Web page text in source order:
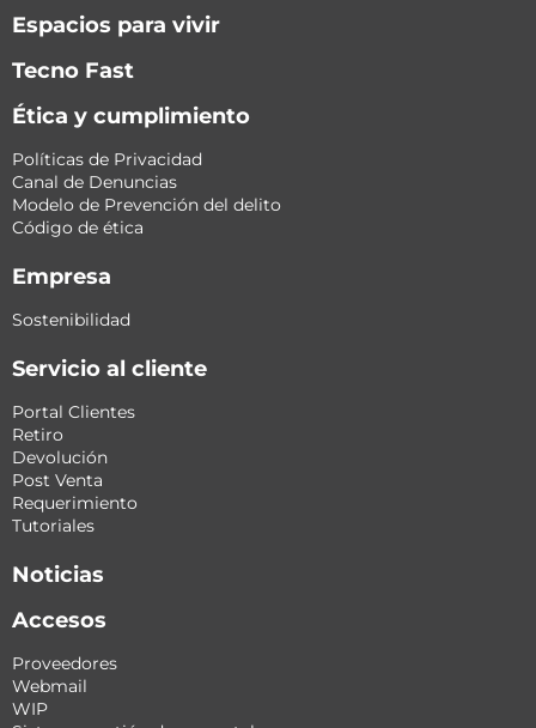
Espacios para vivir
Tecno Fast
Ética y cumplimiento
Políticas de Privacidad
Canal de Denuncias
Modelo de Prevención del delito
Código de ética
Empresa
Sostenibilidad
Servicio al cliente
Portal Clientes
Retiro
Devolución
Post Venta
Requerimiento
Tutoriales
Noticias
Accesos
Proveedores
Webmail
WIP